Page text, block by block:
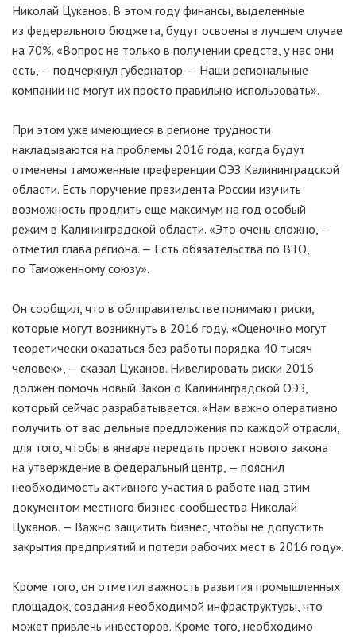
Николай Цуканов. В этом году финансы, выделенные
из федерального бюджета, будут освоены в лучшем случае
на 70%. «Вопрос не только в получении средств, у нас они
есть, — подчеркнул губернатор. — Наши региональные
компании не могут их просто правильно использовать».
При этом уже имеющиеся в регионе трудности
накладываются на проблемы 2016 года, когда будут
отменены таможенные преференции ОЭЗ Калининградской
области. Есть поручение президента России изучить
возможность продлить еще максимум на год особый
режим в Калининградской области. «Это очень сложно, —
отметил глава региона. — Есть обязательства по ВТО,
по Таможенному союзу».
Он сообщил, что в облправительстве понимают риски,
которые могут возникнуть в 2016 году. «Оценочно могут
теоретически оказаться без работы порядка 40 тысяч
человек», — сказал Цуканов. Нивелировать риски 2016
должен помочь новый Закон о Калининградской ОЭЗ,
который сейчас разрабатывается. «Нам важно оперативно
получить от вас дельные предложения по каждой отрасли,
для того, чтобы в январе передать проект нового закона
на утверждение в федеральный центр, — пояснил
необходимость активного участия в работе над этим
документом местного бизнес-сообщества Николай
Цуканов. — Важно защитить бизнес, чтобы не допустить
закрытия предприятий и потери рабочих мест в 2016 году».
Кроме того, он отметил важность развития промышленных
площадок, создания необходимой инфраструктуры, что
может привлечь инвесторов. Кроме того, необходимо